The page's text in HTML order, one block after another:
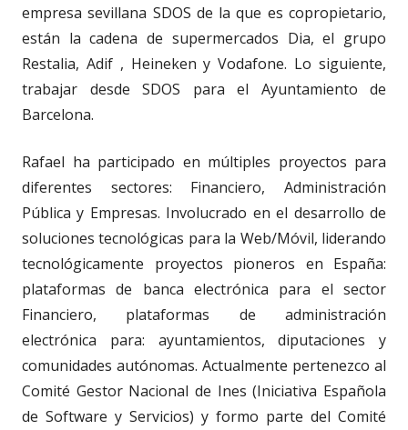
empresa sevillana SDOS de la que es copropietario,
están la cadena de supermercados Dia, el grupo
Restalia, Adif , Heineken y Vodafone. Lo siguiente,
trabajar desde SDOS para el Ayuntamiento de
Barcelona.
Rafael ha participado en múltiples proyectos para
diferentes sectores: Financiero, Administración
Pública y Empresas. Involucrado en el desarrollo de
soluciones tecnológicas para la Web/Móvil, liderando
tecnológicamente proyectos pioneros en España:
plataformas de banca electrónica para el sector
Financiero, plataformas de administración
electrónica para: ayuntamientos, diputaciones y
comunidades autónomas. Actualmente pertenezco al
Comité Gestor Nacional de Ines (Iniciativa Española
de Software y Servicios) y formo parte del Comité